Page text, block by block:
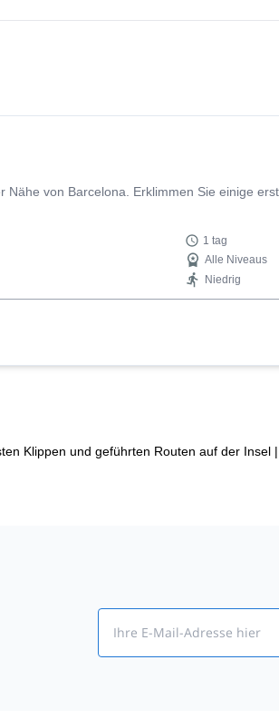
von Barcelona. Erklimmen Sie einige
1 tag
Alle Niveaus
Niedrig
Klippen und geführten Routen auf der Insel |